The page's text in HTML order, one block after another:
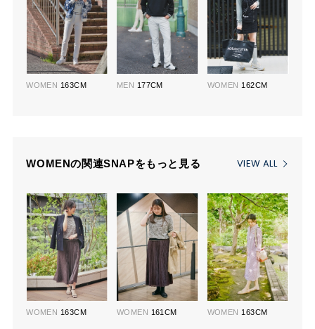
WOMEN 163CM MEN 177CM WOMEN 162CM
WOMENの関連SNAPをもっと見る VIEW ALL
WOMEN 163CM WOMEN 161CM WOMEN 163CM